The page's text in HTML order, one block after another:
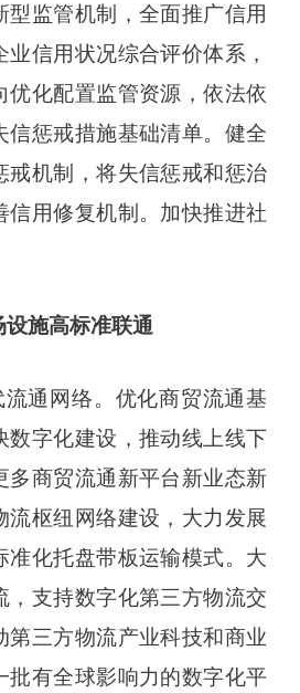
型监管机制，全面推广信用
信用状况综合评价体系，
优化配置监管资源，依法依
信惩戒措施基础清单。健全
戒机制，将失信惩戒和惩治
信用修复机制。加快推进社
施高标准联通
网络。优化商贸流通基
数字化建设，推动线上线下
多商贸流通新平台新业态新
流枢纽网络建设，大力发展
准化托盘带板运输模式。大
，支持数字化第三方物流交
第三方物流产业科技和商业
批有全球影响力的数字化平